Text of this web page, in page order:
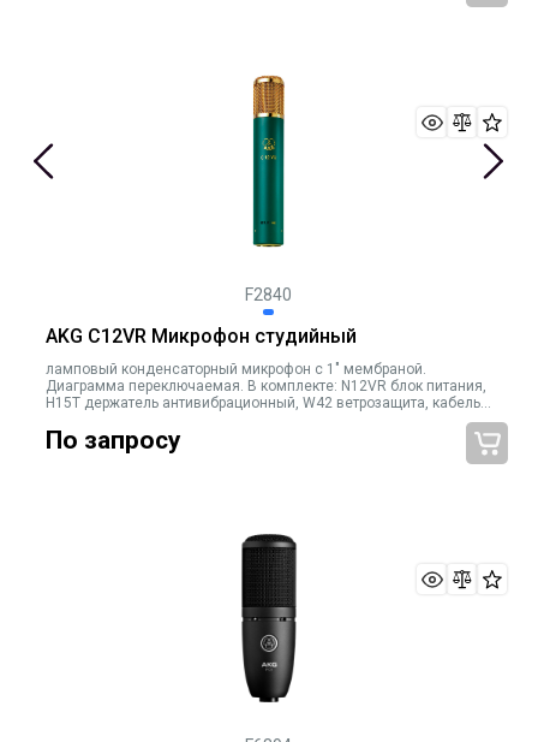
F2840
AKG C12VR Микрофон студийный
ламповый конденсаторный микрофон с 1" мембраной.
Диаграмма переключаемая. В комплекте: N12VR блок питания,
H15T держатель антивибрационный, W42 ветрозащита, кабель
По запросу